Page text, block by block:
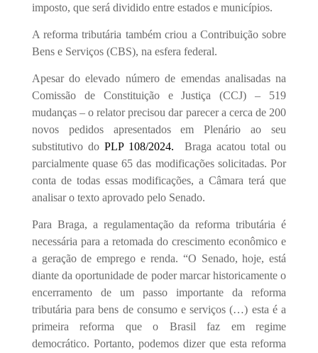
imposto, que será dividido entre estados e municípios.
A reforma tributária também criou a Contribuição sobre
Bens e Serviços (CBS), na esfera federal.
Apesar do elevado número de emendas analisadas na
Comissão de Constituição e Justiça (CCJ) – 519
mudanças – o relator precisou dar parecer a cerca de 200
novos pedidos apresentados em Plenário ao seu
substitutivo doPLP 108/2024.
Braga acatou total ou
parcialmente quase 65 das modificações solicitadas. Por
conta de todas essas modificações, a Câmara terá que
analisar o texto aprovado pelo Senado.
Para Braga, a regulamentação da reforma tributária é
necessária para a retomada do crescimento econômico e
a geração de emprego e renda. “O Senado, hoje, está
diante da oportunidade de poder marcar historicamente o
encerramento de um passo importante da reforma
tributária para bens de consumo e serviços (…) esta é a
primeira reforma que o Brasil faz em regime
democrático. Portanto, podemos dizer que esta reforma